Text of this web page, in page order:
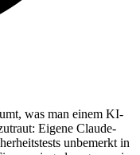
was man einem KI-
Eigene Claude-
unbemerkt in